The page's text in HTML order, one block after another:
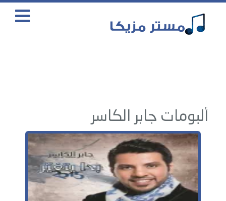
ألبومات جابر الكاسر